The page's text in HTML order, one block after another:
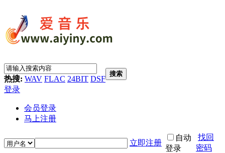
热搜: WAV FLAC 24BIT DSF
搜索
登录
会员登录
马上注册
立即注册
自动
登录
找回
密码